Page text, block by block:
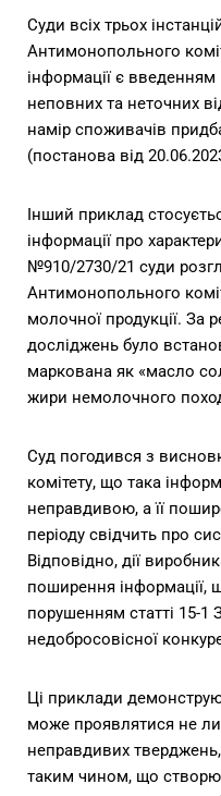
Суди всіх трьох
Антимонопольного
інформації є
неповних та неточних
намір споживачів
(постанова від
Інший приклад
інформації про
№910/2730/21 суди
Антимонопольного
молочної продукції. За
досліджень було
маркована як «масло
жири немолочного
Суд погодився з
комітету, що така
неправдивою, а її
періоду свідчить про
Відповідно, дії
поширення інформації,
порушенням статті 15-1
недобросовісної
Ці приклади
може проявлятися не
неправдивих
таким чином, що